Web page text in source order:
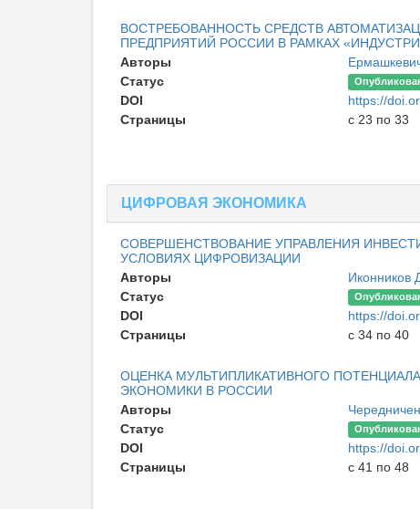
ВОСТРЕБОВАННОСТЬ СРЕДСТВ
ПРЕДПРИЯТИЙ РОССИИ В РАМКАХ
Авторы
Статус
DOI
https://
Страницы
с 23 по 33
ЦИФРОВАЯ ЭКОНОМИКА
СОВЕРШЕНСТВОВАНИЕ УПРАВЛЕНИЯ
УСЛОВИЯХ ЦИФРОВИЗАЦИИ
Авторы
Иконников
Статус
DOI
https://
Страницы
с 34 по 40
ОЦЕНКА МУЛЬТИПЛИКАТИВНОГО
ЭКОНОМИКИ В РОССИИ
Авторы
Статус
DOI
https://
Страницы
с 41 по 48